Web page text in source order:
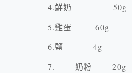
4.鮮奶
50g
5.雞蛋
60g
6.鹽
4g
7.
奶粉
20g